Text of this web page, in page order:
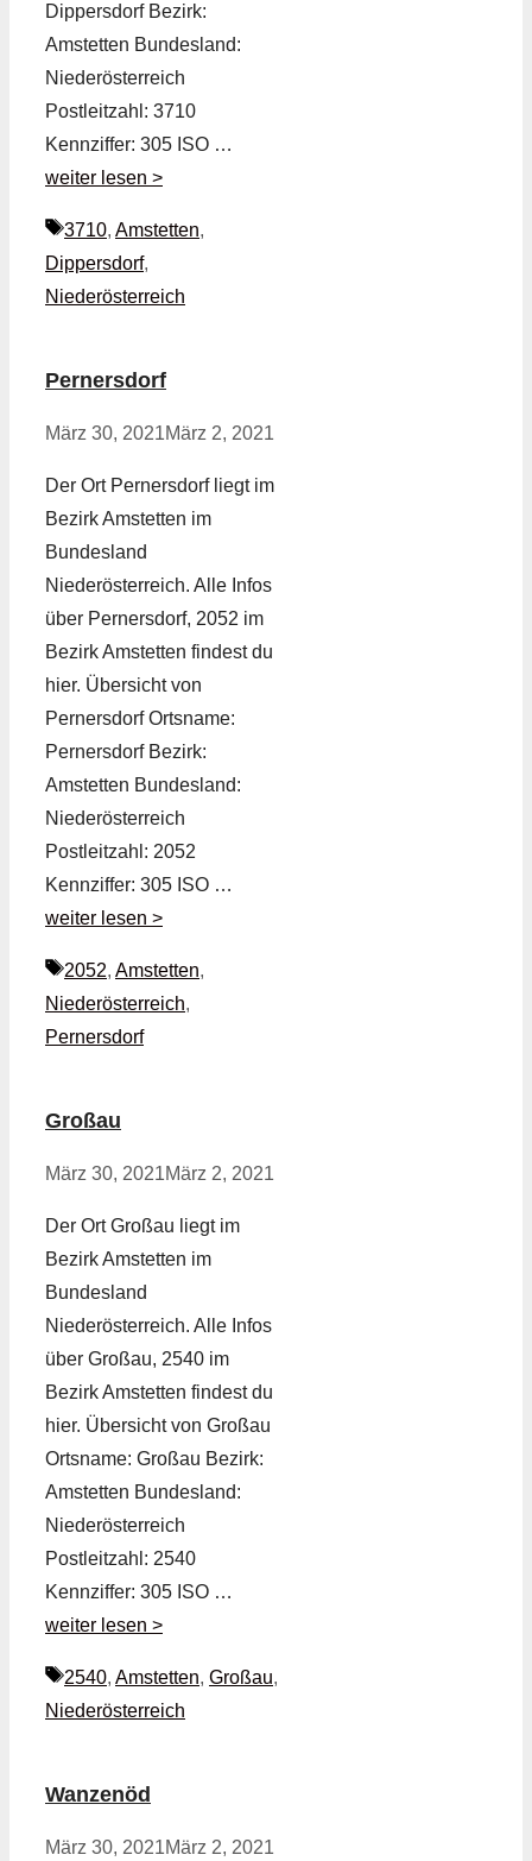
Dippersdorf Bezirk:
Amstetten Bundesland:
Niederösterreich
Postleitzahl: 3710
Kennziffer: 305 ISO …
weiter lesen >
Schlagwörter
3710, Amstetten,
Dippersdorf,
Niederösterreich
Pernersdorf
März 30, 2021März 2, 2021
Der Ort Pernersdorf liegt im
Bezirk Amstetten im
Bundesland
Niederösterreich. Alle Infos
über Pernersdorf, 2052 im
Bezirk Amstetten findest du
hier. Übersicht von
Pernersdorf Ortsname:
Pernersdorf Bezirk:
Amstetten Bundesland:
Niederösterreich
Postleitzahl: 2052
Kennziffer: 305 ISO …
weiter lesen >
Schlagwörter
2052, Amstetten,
Niederösterreich,
Pernersdorf
Großau
März 30, 2021März 2, 2021
Der Ort Großau liegt im
Bezirk Amstetten im
Bundesland
Niederösterreich. Alle Infos
über Großau, 2540 im
Bezirk Amstetten findest du
hier. Übersicht von Großau
Ortsname: Großau Bezirk:
Amstetten Bundesland:
Niederösterreich
Postleitzahl: 2540
Kennziffer: 305 ISO …
weiter lesen >
Schlagwörter
2540, Amstetten, Großau,
Niederösterreich
Wanzenöd
März 30, 2021März 2, 2021